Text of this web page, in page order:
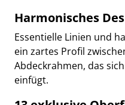
Harmonisches
Essentielle Linien und
ein zartes Profil
Abdeckrahmen, das
einfügt.